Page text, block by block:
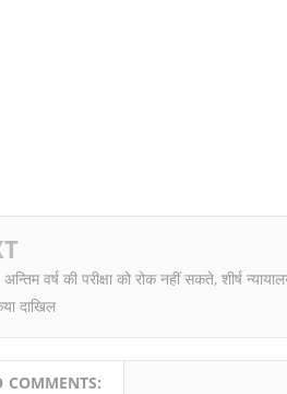
वर्ष की परीक्षा को रोक नहीं सकते, शीर्ष
दाखिल
COMMENTS: